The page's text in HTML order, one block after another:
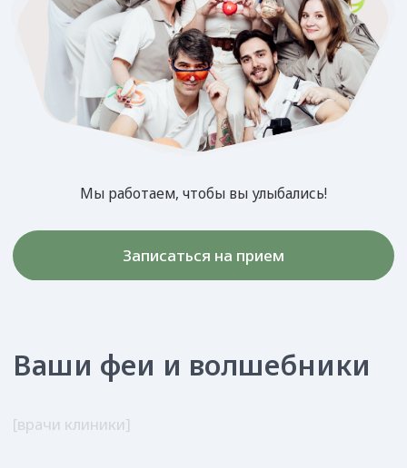
Записаться на прием
Ваши феи и волшебники